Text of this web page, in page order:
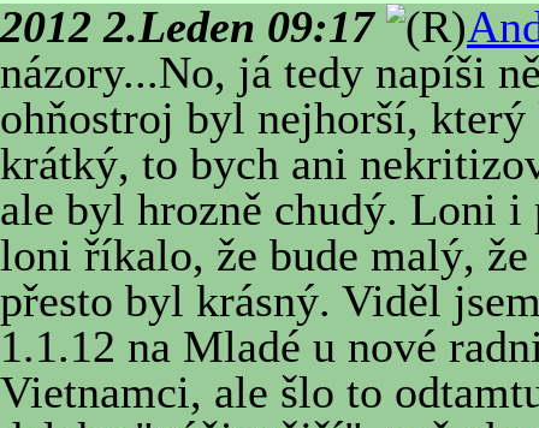
2012 2.Leden 09:17
názory...No, já tedy napíši
ohňostroj byl nejhorší,
krátký, to bych ani
ale byl hrozně chudý. Loni
loni říkalo, že bude malý,
přesto byl krásný. Viděl
1.1.12 na Mladé u nové
Vietnamci, ale šlo to